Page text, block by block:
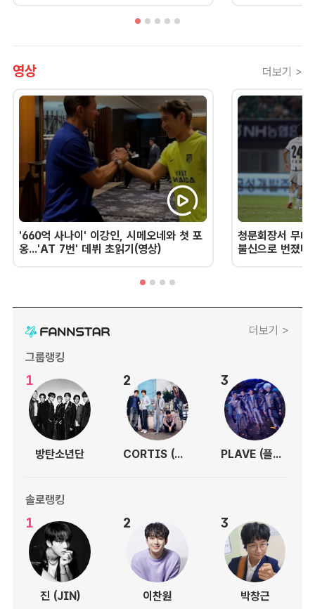
영상 더보기 >
'660억 사나이' 이강인, 시메오네와 첫 포
옹...'AT 7번' 데뷔 초읽기(영상)
청문회장서 무너
불신으로 번졌
더보기 >
그룹랭킹
1
방탄소년단
2
CORTIS (코르티스)
3
PLAVE (플레이브)
솔로랭킹
1
진 (JIN)
2
이찬원
3
박창근